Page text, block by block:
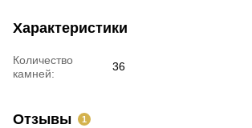
Характеристики
Количество
камней:
36
Отзывы 1